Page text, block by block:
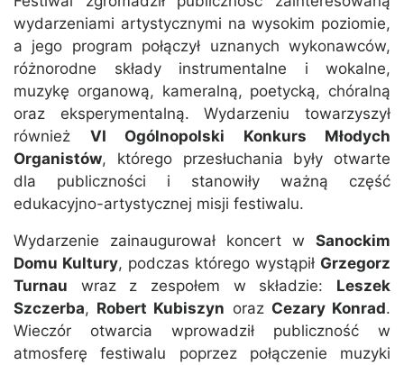
wydarzeniami artystycznymi na wysokim poziomie,
a jego program połączył uznanych wykonawców,
różnorodne składy instrumentalne i wokalne,
muzykę organową, kameralną, poetycką, chóralną
oraz eksperymentalną. Wydarzeniu towarzyszył
również VI Ogólnopolski Konkurs Młodych
Organistów, którego przesłuchania były otwarte
dla publiczności i stanowiły ważną część
edukacyjno-artystycznej misji festiwalu.
Wydarzenie zainaugurował koncert w Sanockim
Domu Kultury, podczas którego wystąpił Grzegorz
Turnau wraz z zespołem w składzie: Leszek
Szczerba, Robert Kubiszyn oraz Cezary Konrad.
Wieczór otwarcia wprowadził publiczność w
atmosferę festiwalu poprzez połączenie muzyki